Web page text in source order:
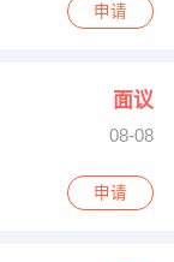
申请
面议
08-08
申请